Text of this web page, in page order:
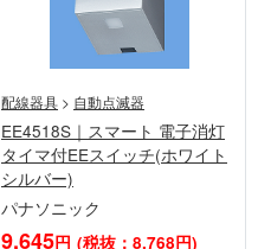
配線器具 > 自動点滅器
EE4518S｜スマート 電子消灯
タイマ付EEスイッチ(ホワイト
シルバー)
パナソニック
9,645円 (税抜：8,768円)